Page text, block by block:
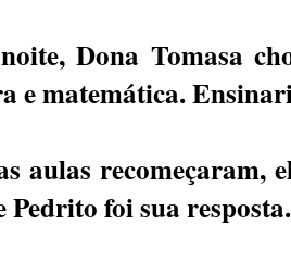
Dona Tomasa
e matemática.
aulas recomeçaram,
Pedrito foi sua resposta.